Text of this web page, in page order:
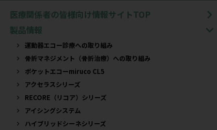
医療関係者の皆様向け情報サイトTOP
製品情報
運動器エコー診療への取り組み
骨折マネジメント（骨折治療）への取り組み
ポケットエコーmiruco CL5
アクセラスシリーズ
RECORE（リコア）シリーズ
アイシングシステム
ハイブリッドシーネシリーズ